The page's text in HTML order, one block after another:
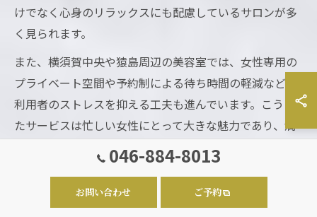
けでなく心身のリラックスにも配慮しているサロンが多
く見られます。
また、横須賀中央や猿島周辺の美容室では、女性専用の
プライベート空間や予約制による待ち時間の軽減など、
利用者のストレスを抑える工夫も進んでいます。こうし
たサービスは忙しい女性にとって大きな魅力であり、満
足度の高いサロン選びに欠かせない要素となっていま
50代から支持される美容室選びのポイント
046-884-8013
お問い合わせ ご予約